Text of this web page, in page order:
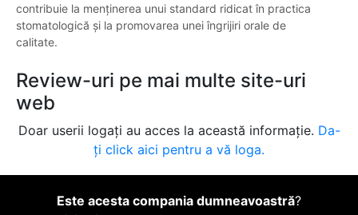
contribuie la menținerea unui standard ridicat în practica
stomatologică și la promovarea unei îngrijiri orale de
calitate.
Review-uri pe mai multe site-uri
web
Doar userii logați au acces la această informație. Da-
ți click aici pentru a vă loga.
Este acesta compania dumneavoastră?